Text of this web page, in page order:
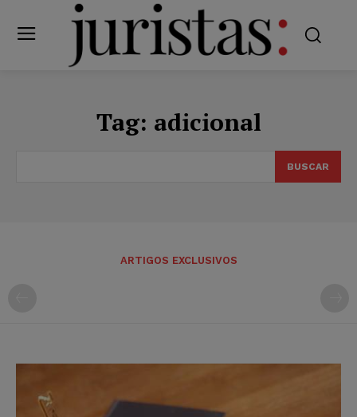
Tag: adicional
BUSCAR
ARTIGOS EXCLUSIVOS